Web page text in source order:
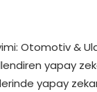
Otomotiv &
yapay
yapay